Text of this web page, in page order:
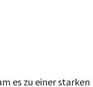
es zu einer